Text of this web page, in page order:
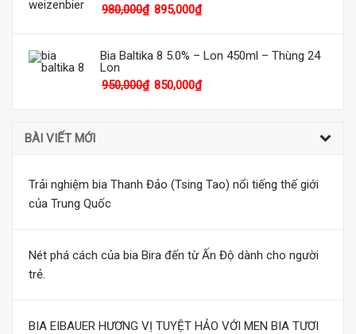
980,000₫ 895,000₫
Bia Baltika 8 5.0% – Lon 450ml – Thùng 24
Lon
950,000₫ 850,000₫
BÀI VIẾT MỚI
Trải nghiệm bia Thanh Đảo (Tsing Tao) nổi tiếng thế giới
của Trung Quốc
Nét phá cách của bia Bira đến từ Ấn Độ dành cho người
trẻ.
BIA EIBAUER HƯƠNG VỊ TUYỆT HẢO VỚI MEN BIA TƯƠI